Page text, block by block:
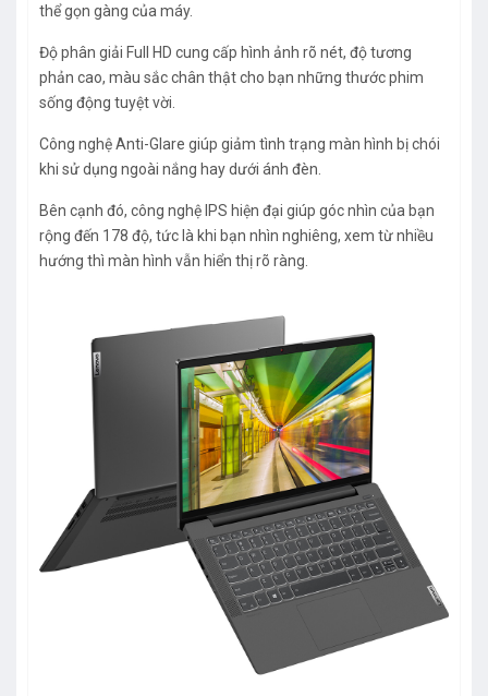
thể gọn gàng của máy.
Độ phân giải Full HD cung cấp hình ảnh rõ nét, độ tương
phản cao, màu sắc chân thật cho bạn những thước phim
sống động tuyệt vời.
Công nghệ Anti-Glare giúp giảm tình trạng màn hình bị chói
khi sử dụng ngoài nắng hay dưới ánh đèn.
Bên cạnh đó, công nghệ IPS hiện đại giúp góc nhìn của bạn
rộng đến 178 độ, tức là khi bạn nhìn nghiêng, xem từ nhiều
hướng thì màn hình vẫn hiển thị rõ ràng.